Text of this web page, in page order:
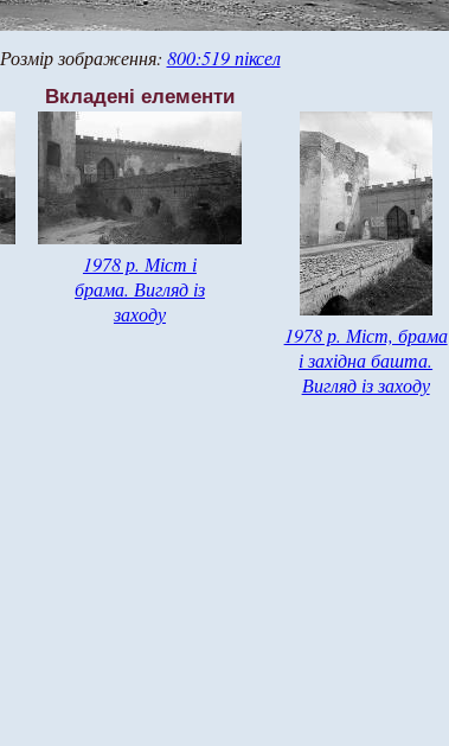
Розмір зображення: 800:519 піксел
Вкладені елементи
1978 р. Міст і
брама. Вигляд із
заходу
1978 р. Міст, брама
і західна башта.
Вигляд із заходу